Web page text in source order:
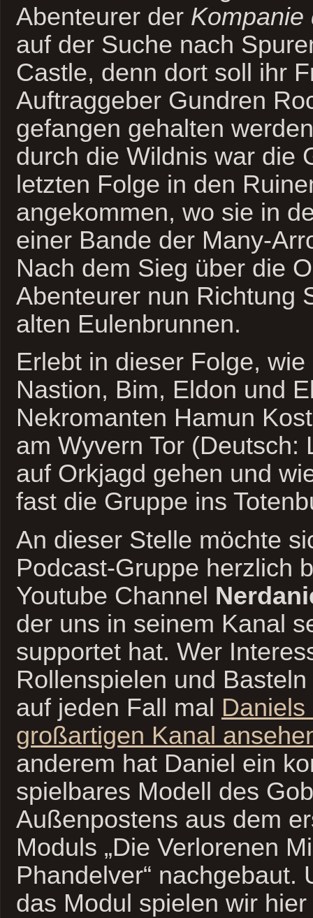
Abenteurer der Kompanie
auf der Suche nach
Castle, denn dort soll ihr
Auftraggeber Gundren
gefangen gehalten
durch die Wildnis war die
letzten Folge in den
angekommen, wo sie in
einer Bande der Many-
Nach dem Sieg über die
Abenteurer nun Richtung
alten Eulenbrunnen.
Erlebt in dieser Folge,
Nastion, Bim, Eldon und
Nekromanten Hamun
am Wyvern Tor (Deutsch:
auf Orkjagd gehen und
fast die Gruppe ins
An dieser Stelle möchte
Podcast-Gruppe herzlich
Youtube Channel
der uns in seinem Kanal
supportet hat. Wer
Rollenspielen und
auf jeden Fall mal
großartigen Kanal
anderem hat Daniel ein
spielbares Modell des
Außenpostens aus dem
Moduls „Die Verlorenen
Phandelver“ nachgebaut.
das Modul spielen wir